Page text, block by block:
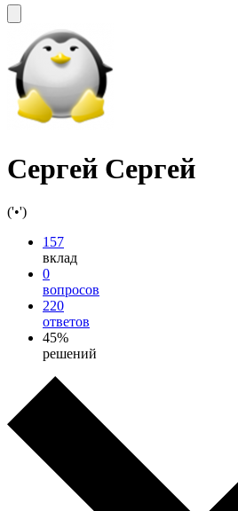
Сергей Сергей
('•')
157
вклад
0
вопросов
220
ответов
45%
решений